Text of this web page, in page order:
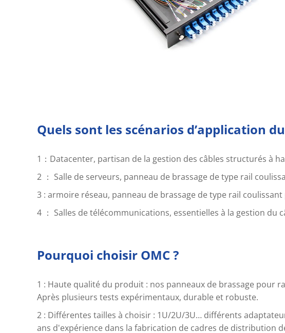
Quels sont les scénarios d’application
1：Datacenter, partisan de la gestion des câbles structurés à
2 ： Salle de serveurs, panneau de brassage de type rail
3 : armoire réseau, panneau de brassage de type rail
4 ： Salles de télécommunications, essentielles à la gestion
Pourquoi choisir OMC ?
1 : Haute qualité du produit : nos panneaux de brassage pour
Après plusieurs tests expérimentaux, durable et robuste.
2 : Différentes tailles à choisir : 1U/2U/3U… différents
ans d'expérience dans la fabrication de cadres de distribution